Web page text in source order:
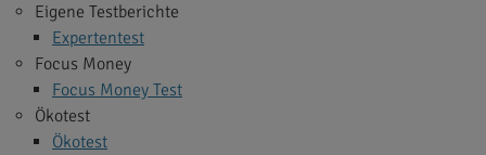
Eigene Testberichte
Expertentest
Focus Money
Focus Money Test
Ökotest
Ökotest